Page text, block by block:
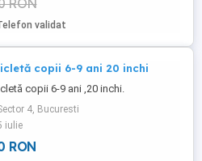
care ...
RON
validat
copii 6-9 ani 20 inchi
copii 6-9 ani ,20 inchi.
4, Bucuresti
iulie
RON